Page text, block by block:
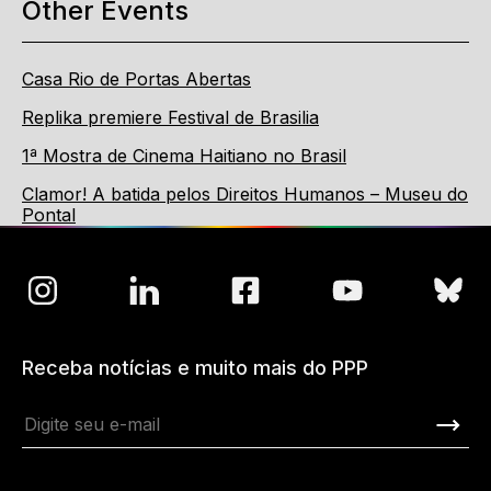
Other Events
Casa Rio de Portas Abertas
Replika premiere Festival de Brasilia
1ª Mostra de Cinema Haitiano no Brasil
Clamor! A batida pelos Direitos Humanos – Museu do
Pontal
Receba notícias e muito mais do PPP